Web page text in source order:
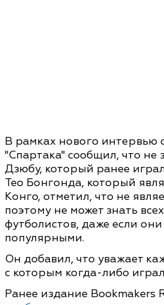
В рамках нового интервью
"Спартака" сообщил, что не
Дзюбу, который ранее
Тео Бонгонда, который
Конго, отметил, что не
поэтому не может знать
футболистов, даже если
популярными.
Он добавил, что уважает
с которым когда-либо
Ранее издание Bookmakers